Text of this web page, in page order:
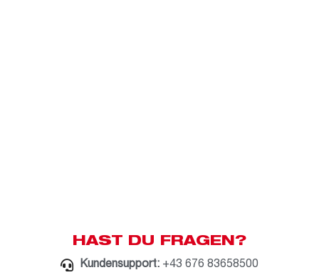
HAST DU FRAGEN?
Kundensupport: +43 676 83658500